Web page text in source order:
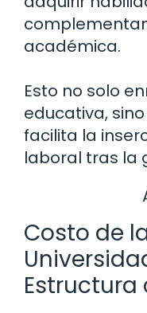
académica.
Esto no solo
educativa,
facilita la
laboral tras la
Costo de
Estructura